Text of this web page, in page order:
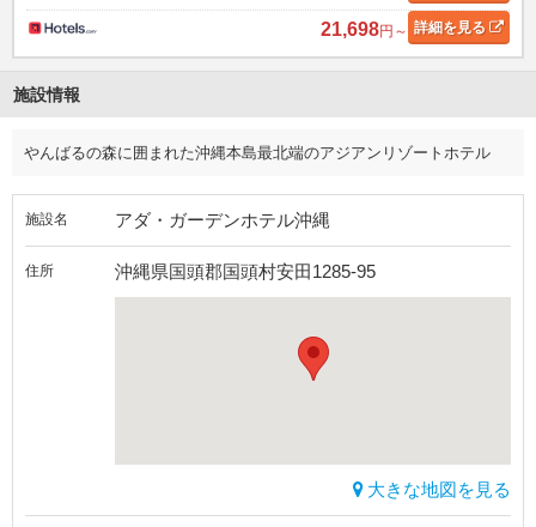
21,698円～ 詳細を見る
施設情報
やんばるの森に囲まれた沖縄本島最北端のアジアンリゾートホテル
施設名 アダ・ガーデンホテル沖縄
住所 沖縄県国頭郡国頭村安田1285-95
大きな地図を見る